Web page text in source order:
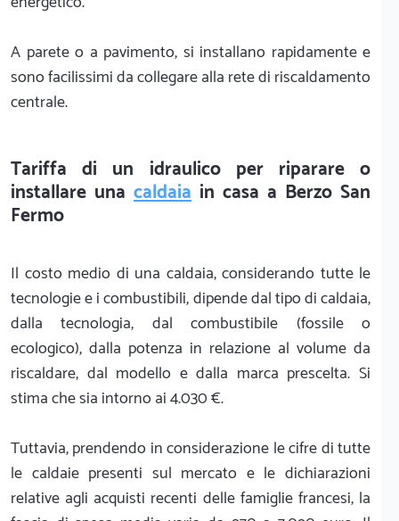
A parete o a pavimento, si installano rapidamente e
sono facilissimi da collegare alla rete di riscaldamento
centrale.
Tariffa di un idraulico per riparare o
installare una caldaia in casa a Berzo San
Fermo
Il costo medio di una caldaia, considerando tutte le
tecnologie e i combustibili, dipende dal tipo di caldaia,
dalla tecnologia, dal combustibile (fossile o
ecologico), dalla potenza in relazione al volume da
riscaldare, dal modello e dalla marca prescelta. Si
stima che sia intorno ai 4.030 €.
Tuttavia, prendendo in considerazione le cifre di tutte
le caldaie presenti sul mercato e le dichiarazioni
relative agli acquisti recenti delle famiglie francesi, la